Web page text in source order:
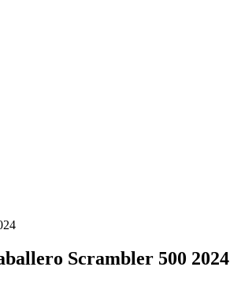
Scrambler 500 2024